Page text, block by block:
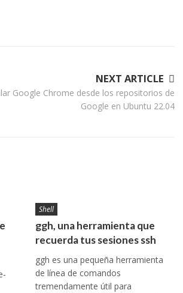
NEXT ARTICLE
Google Chrome desde los repositorios de
Google en Ubuntu 22.04
Shell
ggh, una herramienta que
recuerda tus sesiones ssh
ggh es una pequeña herramienta
de línea de comandos
tremendamente útil para